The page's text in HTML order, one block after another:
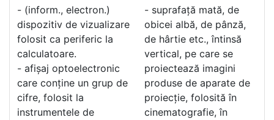
- (inform., electron.)
dispozitiv de vizualizare
folosit ca periferic la
calculatoare.
- afișaj optoelectronic
care conține un grup de
cifre, folosit la
instrumentele de
- suprafață mată, de
obicei albă, de pânză,
de hârtie etc., întinsă
vertical, pe care se
proiectează imagini
produse de aparate de
proiecție, folosită în
cinematografie, în